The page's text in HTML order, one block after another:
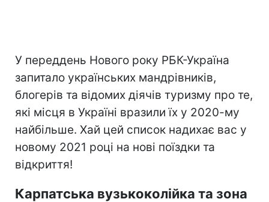
У переддень Нового року РБК-Україна
запитало українських мандрівників,
блогерів та відомих діячів туризму про те,
які місця в Україні вразили їх у 2020-му
найбільше. Хай цей список надихає вас у
новому 2021 році на нові поїздки та
відкриття!
Карпатська вузькоколійка та зона